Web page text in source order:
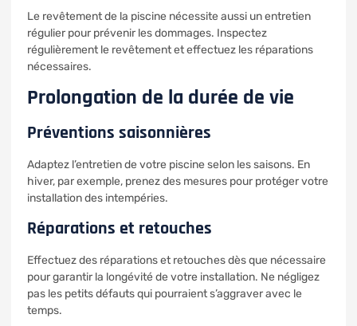
Le revêtement de la piscine nécessite aussi un entretien
régulier pour prévenir les dommages. Inspectez
régulièrement le revêtement et effectuez les réparations
nécessaires.
Prolongation de la durée de vie
Préventions saisonnières
Adaptez l’entretien de votre piscine selon les saisons. En
hiver, par exemple, prenez des mesures pour protéger votre
installation des intempéries.
Réparations et retouches
Effectuez des réparations et retouches dès que nécessaire
pour garantir la longévité de votre installation. Ne négligez
pas les petits défauts qui pourraient s’aggraver avec le
temps.